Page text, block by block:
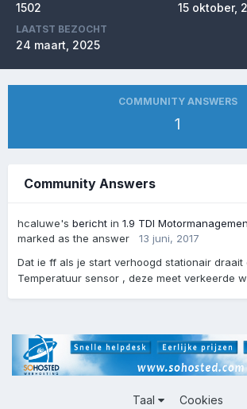
1502 15 oktober,
LAATST BEZOCHT
24 maart, 2025
COMMUNITY ANSWERS
1
Community Answers
hcaluwe's bericht in 1.9 TDI
marked as the answer
13 juni, 2017
Dat ie ff als je start verhoogd stationair draait
Temperatuur sensor , deze meet verkeerde
Taal Cookies